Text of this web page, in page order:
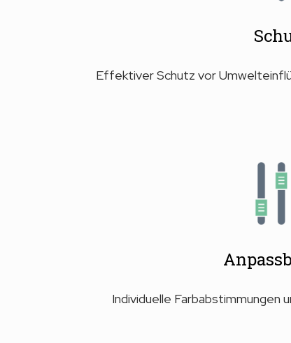
Effektiver Schutz vor
Individuelle Farbabstimmungen